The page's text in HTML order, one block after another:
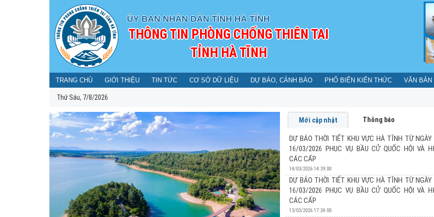
ỦY BAN NHÂN DÂN TỈNH HÀ TĨNH
THÔNG TIN PHÒNG CHỐNG THIÊN TAI
TỈNH HÀ TĨNH
TRANG CHỦ GIỚI THIỆU TIN TỨC CƠ SỞ DỮ LIỆU DỰ BÁO, CẢNH BÁO PHỔ BIẾN KIẾN THỨC VĂN BẢN
Thứ Sáu, 7/8/2026
DỰ BÁO THỜI TIẾT KHU VỰC HÀ TĨNH
PHỤC VỤ BẦU CỬ QUỐC HỘI VÀ HĐND CÁC
Mới cập nhật Thông báo
DỰ BÁO THỜI TIẾT KHU VỰC HÀ TĨNH TỪ NGÀY
16/03/2026 PHỤC VỤ BẦU CỬ QUỐC HỘI VÀ
CÁC CẤP
14/03/2026 14:39:00
DỰ BÁO THỜI TIẾT KHU VỰC HÀ TĨNH TỪ NGÀY
16/03/2026 PHỤC VỤ BẦU CỬ QUỐC HỘI VÀ
CÁC CẤP
13/03/2026 17:24:00